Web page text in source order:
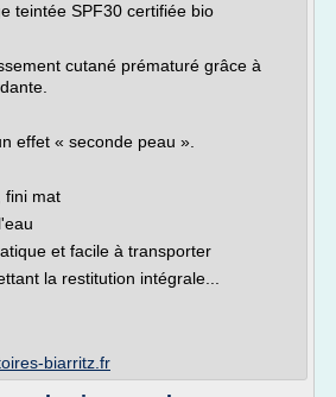
teintée SPF30 certifiée bio
cutané prématuré grâce à
effet « seconde peau ».
fini mat
et facile à transporter
la restitution intégrale...
biarritz.fr